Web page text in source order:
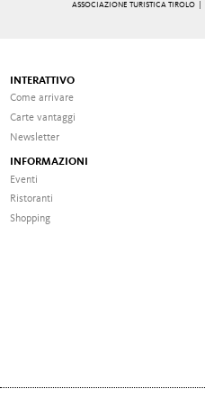
ASSOCIAZIONE TURISTICA TIROLO |
INTERATTIVO
Come arrivare
Carte vantaggi
Newsletter
INFORMAZIONI
Eventi
Ristoranti
Shopping